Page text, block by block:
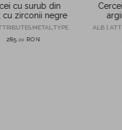
cu surub din
cu zirconii negre
285 00 RON
ALB |